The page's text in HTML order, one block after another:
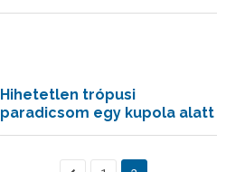
Hihetetlen trópusi
paradicsom egy kupola alatt